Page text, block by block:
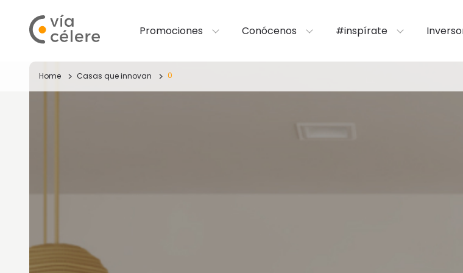
Promociones Conócenos #inspírate
Home Casas que innovan 0